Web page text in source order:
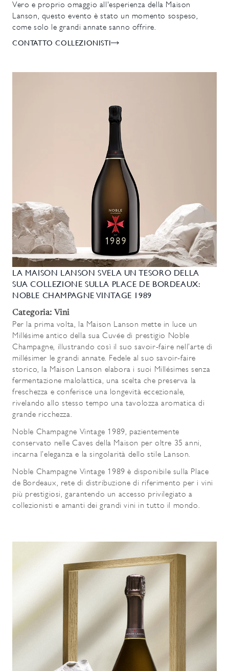
Vero e proprio omaggio all'esperienza della Maison
Lanson, questo evento è stato un momento sospeso,
come solo le grandi annate sanno offrire.
CONTATTO COLLEZIONISTI
LA MAISON LANSON SVELA UN TESORO DELLA
SUA COLLEZIONE SULLA PLACE DE BORDEAUX:
NOBLE CHAMPAGNE VINTAGE 1989
Categoria: Vini
Per la prima volta, la Maison Lanson mette in luce un
Millésime antico della sua Cuvée di prestigio Noble
Champagne, illustrando così il suo savoir-faire nell’arte di
millésimer le grandi annate. Fedele al suo savoir-faire
storico, la Maison Lanson elabora i suoi Millésimes senza
fermentazione malolattica, una scelta che preserva la
freschezza e conferisce una longevità eccezionale,
rivelando allo stesso tempo una tavolozza aromatica di
grande ricchezza.
Noble Champagne Vintage 1989, pazientemente
conservato nelle Caves della Maison per oltre 35 anni,
incarna l’eleganza e la singolarità dello stile Lanson.
Noble Champagne Vintage 1989 è disponibile sulla Place
de Bordeaux, rete di distribuzione di riferimento per i vini
più prestigiosi, garantendo un accesso privilegiato a
collezionisti e amanti dei grandi vini in tutto il mondo.